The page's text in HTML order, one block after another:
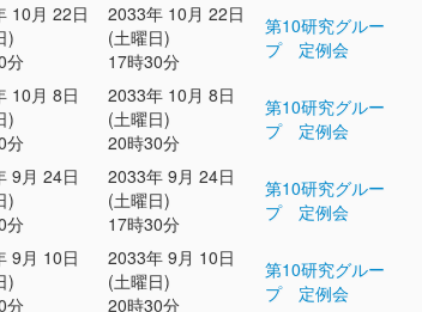
10月 22日
)
分
2033年 10月 22日
(土曜日)
17時30分
第10研究グルー
プ 定例会
10月 8日
)
分
2033年 10月 8日
(土曜日)
20時30分
第10研究グルー
プ 定例会
9月 24日
)
分
2033年 9月 24日
(土曜日)
17時30分
第10研究グルー
プ 定例会
9月 10日
)
分
2033年 9月 10日
(土曜日)
20時30分
第10研究グルー
プ 定例会